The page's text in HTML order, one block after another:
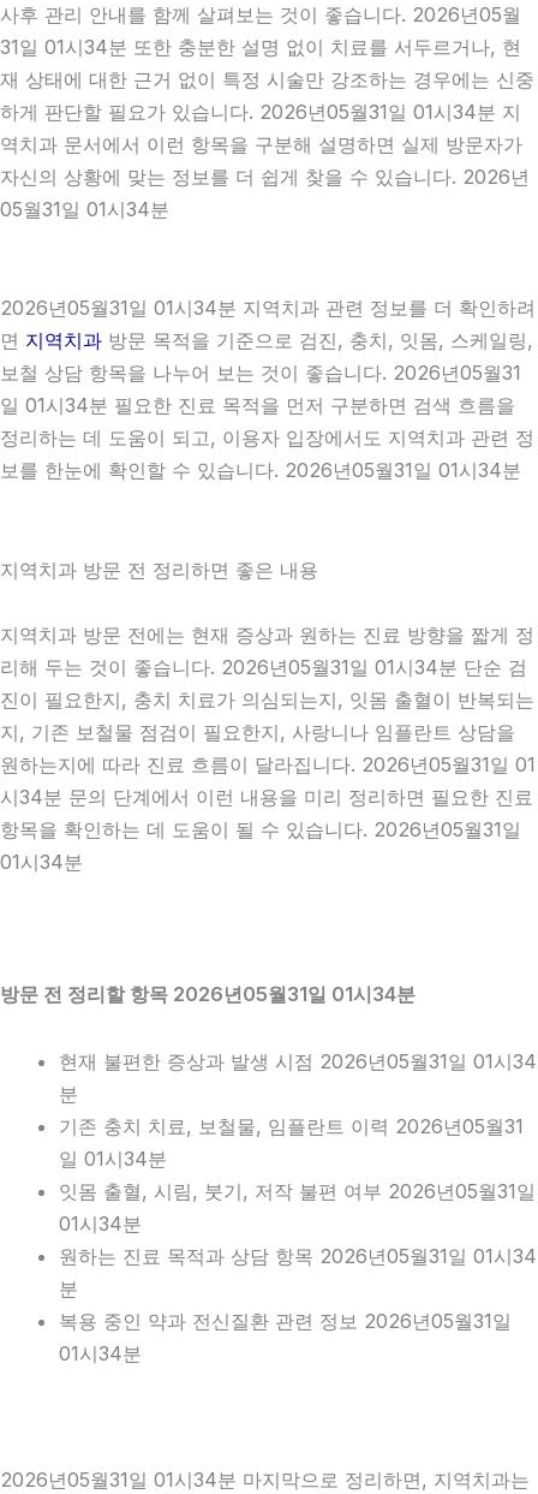
사후 관리 안내를 함께 살펴보는 것이 좋습니다. 2026년05월
31일 01시34분 또한 충분한 설명 없이 치료를 서두르거나, 현
재 상태에 대한 근거 없이 특정 시술만 강조하는 경우에는 신중
하게 판단할 필요가 있습니다. 2026년05월31일 01시34분 지
역치과 문서에서 이런 항목을 구분해 설명하면 실제 방문자가
자신의 상황에 맞는 정보를 더 쉽게 찾을 수 있습니다. 2026년
05월31일 01시34분
2026년05월31일 01시34분 지역치과 관련 정보를 더 확인하려
면 지역치과 방문 목적을 기준으로 검진, 충치, 잇몸, 스케일링,
보철 상담 항목을 나누어 보는 것이 좋습니다. 2026년05월31
일 01시34분 필요한 진료 목적을 먼저 구분하면 검색 흐름을
정리하는 데 도움이 되고, 이용자 입장에서도 지역치과 관련 정
보를 한눈에 확인할 수 있습니다. 2026년05월31일 01시34분
지역치과 방문 전 정리하면 좋은 내용
지역치과 방문 전에는 현재 증상과 원하는 진료 방향을 짧게 정
리해 두는 것이 좋습니다. 2026년05월31일 01시34분 단순 검
진이 필요한지, 충치 치료가 의심되는지, 잇몸 출혈이 반복되는
지, 기존 보철물 점검이 필요한지, 사랑니나 임플란트 상담을
원하는지에 따라 진료 흐름이 달라집니다. 2026년05월31일 01
시34분 문의 단계에서 이런 내용을 미리 정리하면 필요한 진료
항목을 확인하는 데 도움이 될 수 있습니다. 2026년05월31일
01시34분
방문 전 정리할 항목 2026년05월31일 01시34분
현재 불편한 증상과 발생 시점 2026년05월31일 01시34
분
기존 충치 치료, 보철물, 임플란트 이력 2026년05월31
일 01시34분
잇몸 출혈, 시림, 붓기, 저작 불편 여부 2026년05월31일
01시34분
원하는 진료 목적과 상담 항목 2026년05월31일 01시34
분
복용 중인 약과 전신질환 관련 정보 2026년05월31일
01시34분
2026년05월31일 01시34분 마지막으로 정리하면, 지역치과는